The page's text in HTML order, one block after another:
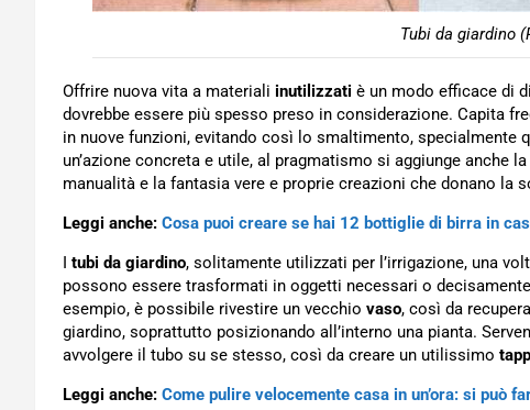
Tubi da giardino
Offrire nuova vita a materiali inutilizzati è un modo efficace di
dovrebbe essere più spesso preso in considerazione. Capita
in nuove funzioni, evitando così lo smaltimento, specialmente
un’azione concreta e utile, al pragmatismo si aggiunge anche
manualità e la fantasia vere e proprie creazioni che donano la
Leggi anche: Cosa puoi creare se hai 12 bottiglie di birra in
I tubi da giardino, solitamente utilizzati per l’irrigazione, una
possono essere trasformati in oggetti necessari o
esempio, è possibile rivestire un vecchio vaso, così da
giardino, soprattutto posizionando all’interno una pianta.
avvolgere il tubo su se stesso, così da creare un utilissimo
Leggi anche: Come pulire velocemente casa in un’ora: si può